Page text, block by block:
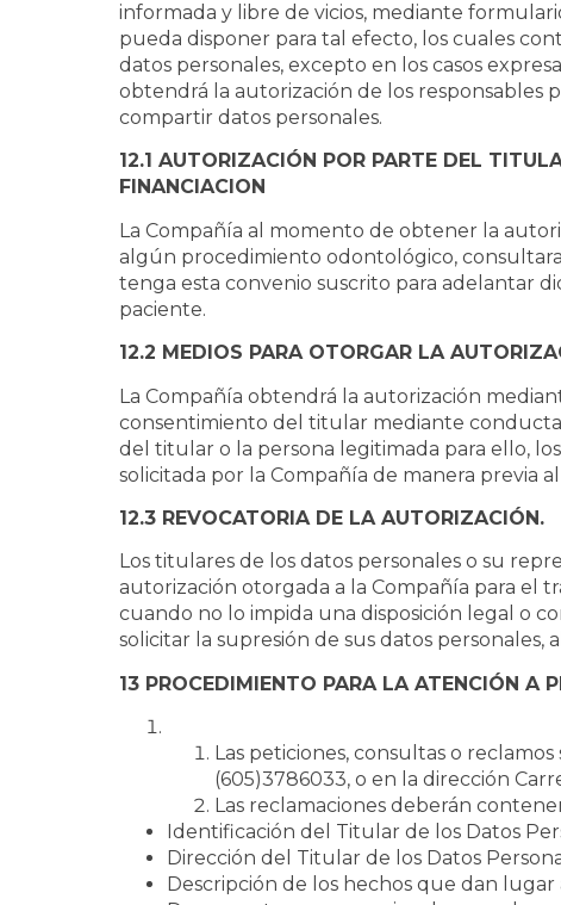
informada y libre de vicios, mediante
pueda disponer para tal efecto, los cuales
datos personales, excepto en los casos
obtendrá la autorización de los responsables
compartir datos personales.
12.1 AUTORIZACIÓN POR PARTE DEL
FINANCIACION
La Compañía al momento de obtener la
algún procedimiento odontológico,
tenga esta convenio suscrito para adelantar
paciente.
12.2 MEDIOS PARA OTORGAR LA
La Compañía obtendrá la autorización
consentimiento del titular mediante
del titular o la persona legitimada para ello,
solicitada por la Compañía de manera previa
12.3 REVOCATORIA DE LA AUTORIZACIÓN.
Los titulares de los datos personales o su
autorización otorgada a la Compañía para el
cuando no lo impida una disposición legal o
solicitar la supresión de sus datos
13 PROCEDIMIENTO PARA LA ATENCIÓN A
Las peticiones, consultas o
(605)3786033, o en la dirección
Las reclamaciones deberán
Identificación del Titular de los Datos
Dirección del Titular de los Datos
Descripción de los hechos que dan lugar